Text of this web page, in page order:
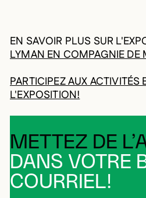
EN SAVOIR PLUS SUR
LYMAN EN COMPAGNIE DE
PARTICIPEZ AUX ACTIVITÉS
L'EXPOSITION!
METTEZ DE
DANS VOTRE
COURRIEL!